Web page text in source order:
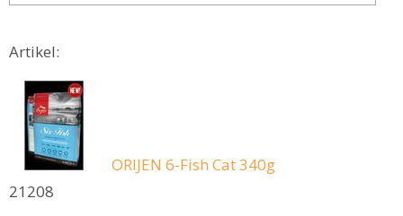
Artikel:
ORIJEN 6-Fish Cat 340g
21208